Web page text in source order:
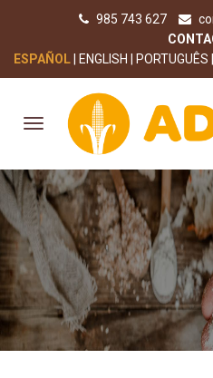
985 743 627
ESPAÑOL
ENGLISH PORTUGUÊS